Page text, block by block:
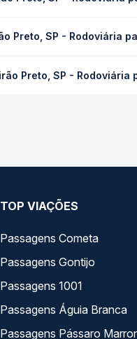
Passagem você
Preto, SP - Rodoviária
você compara os
Preto, SP - Rodoviária
TOP VIAÇÕES
Passagens Cometa
Passagens Gontijo
Passagens 1001
Passagens Águia Branca
Passagens Pássaro